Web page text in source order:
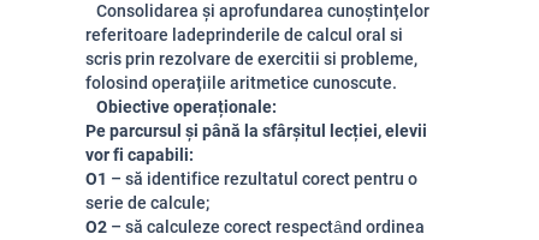
Consolidarea și aprofundarea cunoștințelor
referitoare ladeprinderile de calcul oral si
scris prin rezolvare de exercitii si probleme,
folosind operațiile aritmetice cunoscute.
Obiective operaționale:
Pe parcursul și până la sfârșitul lecției, elevii
vor fi capabili:
O1 – să identifice rezultatul corect pentru o
serie de calcule;
O2 – să calculeze corect respectȃnd ordinea